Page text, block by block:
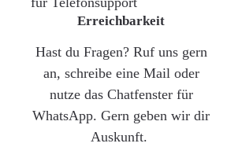
Erreichbarkeit
Hast du Fragen? Ruf uns gern
an, schreibe eine Mail oder
nutze das Chatfenster für
WhatsApp. Gern geben wir dir
Auskunft.